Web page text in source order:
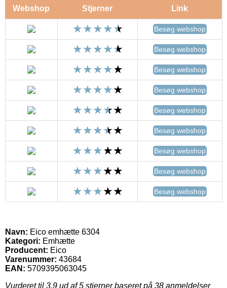
Webshop Stjerner Link
Besøg webshop
Besøg webshop
Besøg webshop
Besøg webshop
Besøg webshop
Besøg webshop
Besøg webshop
Besøg webshop
Besøg webshop
Navn: Eico emhætte 6304
Kategori: Emhætte
Producent: Eico
Varenummer: 43684
EAN: 5709395063045
Vurderet til 3.9 ud af 5 stjerner baseret på 38 anmeldelser